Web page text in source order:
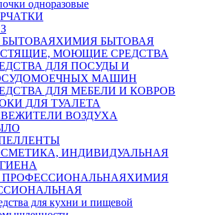
одноразовые
ХИМИЯ БЫТОВАЯ
МОЮЩИЕ СРЕДСТВА
ДЛЯ ПОСУДЫ И
МАШИН
ДЛЯ МЕБЕЛИ И КОВРОВ
ДЛЯ ТУАЛЕТА
ВОЗДУХА
ИНДИВИДУАЛЬНАЯ
ХИМИЯ
для кухни и пищевой